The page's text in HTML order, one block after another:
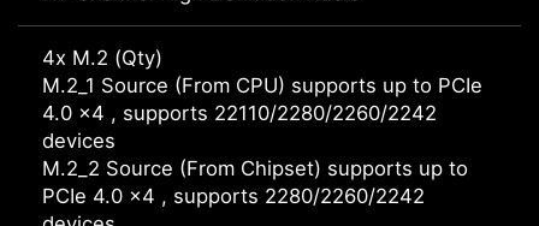
4x M.2 (Qty)
M.2_1 Source (From CPU) supports up to PCIe
4.0 x4 , supports 22110/2280/2260/2242
devices
M.2_2 Source (From Chipset) supports up to
PCIe 4.0 x4 , supports 2280/2260/2242